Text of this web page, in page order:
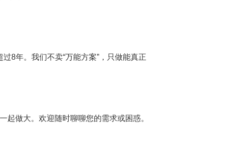
8年。我们不卖“万能方案”，只做能真正
做大。欢迎随时聊聊您的需求或困惑。